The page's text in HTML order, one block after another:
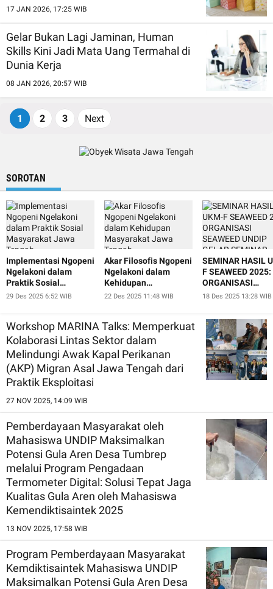
17 JAN 2026, 17:25 WIB
Gelar Bukan Lagi Jaminan, Human
Skills Kini Jadi Mata Uang Termahal di
Dunia Kerja
08 JAN 2026, 20:57 WIB
1 2 3 Next
SOROTAN
Implementasi Ngopeni
Ngelakoni dalam
Praktik Sosial
Masyarakat Jawa
29 Des 2025 6:52 WIB
Akar Filosofis Ngopeni
Ngelakoni dalam
Kehidupan
Masyarakat Jawa
22 Des 2025 11:48 WIB
SEMINAR HASIL
F SEAWEED 2025:
ORGANISASI
SEAWEED UNDIP
PENELITIAN
BIOTEKNOLOGI
BUDIDAYA
LAUT UNTUK
POTENSI
18 Des 2025 13:28 WIB
Workshop MARINA Talks: Memperkuat
Kolaborasi Lintas Sektor dalam
Melindungi Awak Kapal Perikanan
(AKP) Migran Asal Jawa Tengah dari
Praktik Eksploitasi
27 NOV 2025, 14:09 WIB
Pemberdayaan Masyarakat oleh
Mahasiswa UNDIP Maksimalkan
Potensi Gula Aren Desa Tumbrep
melalui Program Pengadaan
Termometer Digital: Solusi Tepat Jaga
Kualitas Gula Aren oleh Mahasiswa
Kemendiktisaintek 2025
13 NOV 2025, 17:58 WIB
Program Pemberdayaan Masyarakat
Kemdiktisaintek Mahasiswa UNDIP
Maksimalkan Potensi Gula Aren Desa